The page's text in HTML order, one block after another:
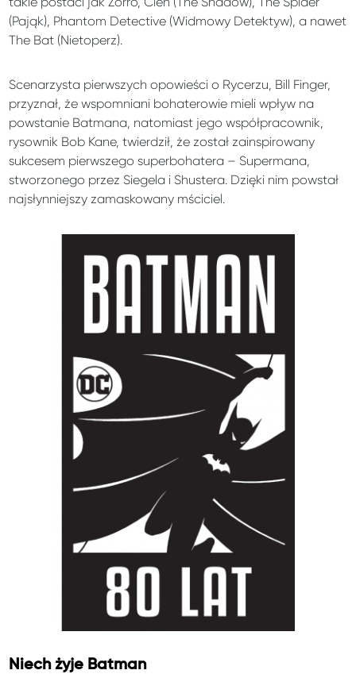
(Pająk), Phantom Detective (Widmowy Detektyw), a nawet
The Bat (Nietoperz).
Scenarzysta pierwszych opowieści o Rycerzu, Bill Finger,
przyznał, że wspomniani bohaterowie mieli wpływ na
powstanie Batmana, natomiast jego współpracownik,
rysownik Bob Kane, twierdził, że został zainspirowany
sukcesem pierwszego superbohatera – Supermana,
stworzonego przez Siegela i Shustera. Dzięki nim powstał
najsłynniejszy zamaskowany mściciel.
Niech żyje Batman